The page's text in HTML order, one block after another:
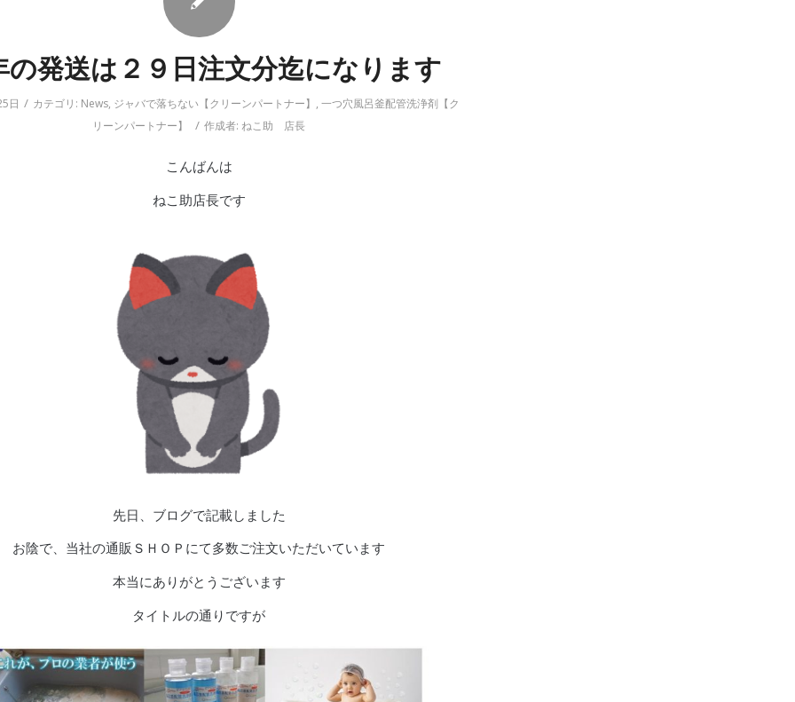
の発送は２９日注文分迄になります
日 / カテゴリ: News, ジャバで落ちない【クリーンパートナー】 , 一つ穴風呂釜配管洗浄剤【ク
リーンパートナー】
/ 作成者: ねこ助 店長
こんばんは
ねこ助店長です
先日、ブログで記載しました
お陰で、当社の通販ＳＨＯＰにて多数ご注文いただいています
本当にありがとうございます
タイトルの通りですが